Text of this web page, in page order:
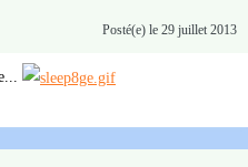
Posté(e) le 29 juillet 2013